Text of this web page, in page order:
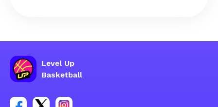
Level Up
Basketball
Link para o grupo social da conta do Facebook
Link para o grupo social da conta do tweeter
Link para o grupo social da conta do